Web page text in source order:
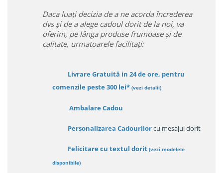
Daca luați decizia de a ne acorda încrederea
dvs și de a alege cadoul dorit de la noi, va
oferim, pe lânga produse frumoase și de
calitate, urmatoarele facilitați:
Livrare Gratuită in 24 de ore, pentru
comenzile peste 300 lei* (vezi detalii)
Ambalare Cadou
Personalizarea Cadourilorcu mesajul dorit
Felicitare cu textul dorit (vezi modelele
disponibile)